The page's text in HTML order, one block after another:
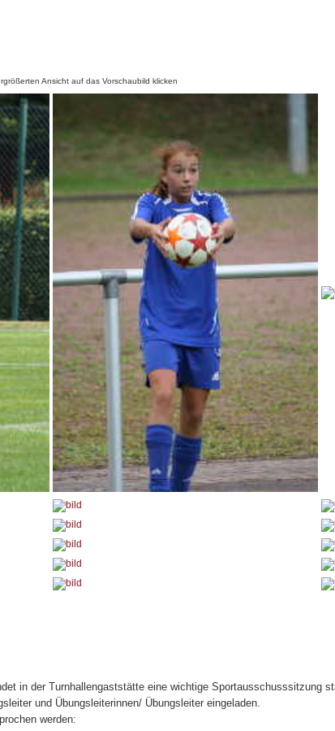
Ansicht auf das Vorschaubild klicken
in der Turnhallengaststätte eine wichtige Sportausschusssitzung
und Übungsleiterinnen/ Übungsleiter eingeladen.
werden: